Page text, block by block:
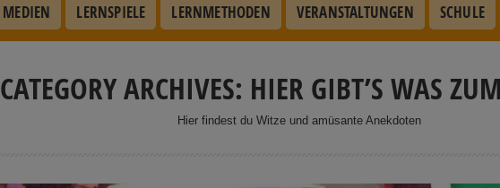
MEDIEN LERNSPIELE LERNMETHODEN VERANSTALTUNGEN SCHULE
CATEGORY ARCHIVES: HIER GIBT’S WAS
Hier findest du Witze und amüsante Anekdoten